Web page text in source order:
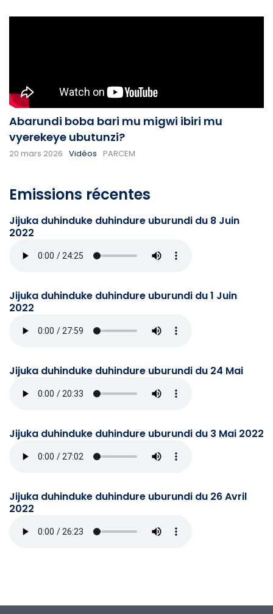
Abarundi boba bari mu migwi ibiri mu
vyerekeye ubutunzi?
20 mars 2026 Vidéos PARCEM
Emissions récentes
Jijuka duhinduke duhindure uburundi du 8 Juin
2022
Jijuka duhinduke duhindure uburundi du 1 Juin
2022
Jijuka duhinduke duhindure uburundi du 24 Mai
Jijuka duhinduke duhindure uburundi du 3 Mai 2022
Jijuka duhinduke duhindure uburundi du 26 Avril
2022